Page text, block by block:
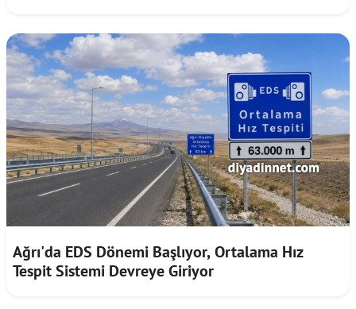
Ağrı'da EDS Dönemi Başlıyor, Ortalama Hız
Tespit Sistemi Devreye Giriyor